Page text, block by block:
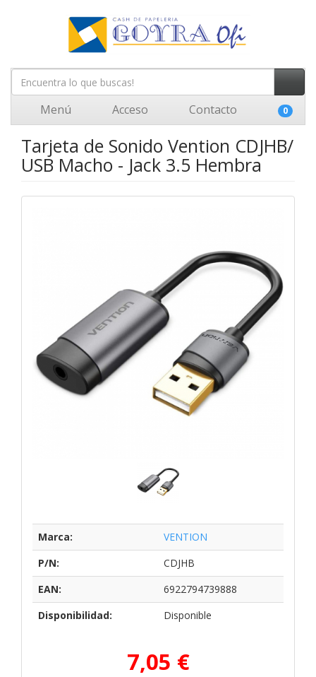
Menú Acceso Contacto 0
Tarjeta de Sonido Vention CDJHB/
USB Macho - Jack 3.5 Hembra
Marca:
VENTION
P/N:
CDJHB
EAN:
6922794739888
Disponibilidad:
Disponible
7,05 €